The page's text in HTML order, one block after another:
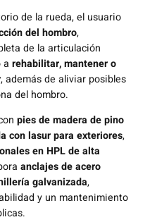
de la rueda, el usuario
del hombro,
de la articulación
a rehabilitar, mantener o
, además de aliviar posibles
del hombro.
pies de madera de pino
con lasur para exteriores,
en HPL de alta
anclajes de acero
galvanizada,
y un mantenimiento